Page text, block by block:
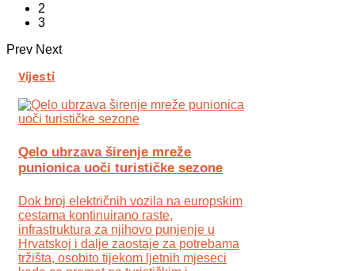
2
3
Prev Next
Vijesti
Qelo ubrzava širenje mreže
punionica uoči turističke sezone
Dok broj električnih vozila na europskim
cestama kontinuirano raste,
infrastruktura za njihovo punjenje u
Hrvatskoj i dalje zaostaje za potrebama
tržišta, osobito tijekom ljetnih mjeseci